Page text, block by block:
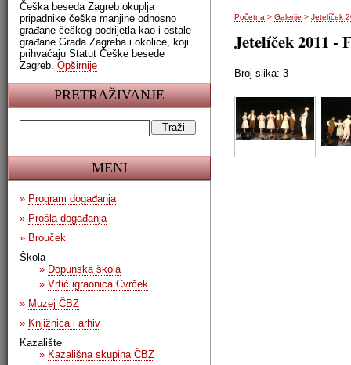
Češka beseda Zagreb okuplja
pripadnike češke manjine odnosno
građane češkog podrijetla kao i ostale
građane Grada Zagreba i okolice, koji
prihvaćaju Statut Češke besede
Zagreb. Opširnije
PRETRAŽIVANJE
MENI
» Program događanja
» Prošla događanja
» Brouček
Škola
» Dopunska škola
» Vrtić igraonica Cvrček
» Muzej ČBZ
» Knjižnica i arhiv
Kazalište
» Kazališna skupina ČBZ
Početna >Galerije >Jetelíček
Jetelíček 2011 -
Broj slika: 3